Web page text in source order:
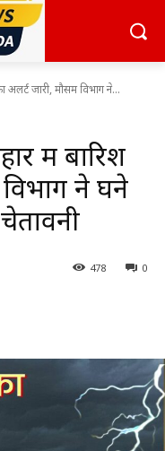
जारी, मौसम विभाग ने...
में बारिश
ने घने
0
478